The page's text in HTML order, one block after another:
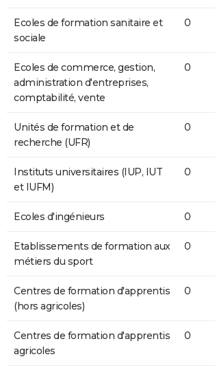
Ecoles de formation sanitaire et
sociale
0
Ecoles de commerce, gestion,
administration d'entreprises,
comptabilité, vente
0
Unités de formation et de
recherche (UFR)
0
Instituts universitaires (IUP, IUT
et IUFM)
0
Ecoles d'ingénieurs 0
Etablissements de formation aux
métiers du sport
0
Centres de formation d'apprentis
(hors agricoles)
0
Centres de formation d'apprentis
agricoles
0